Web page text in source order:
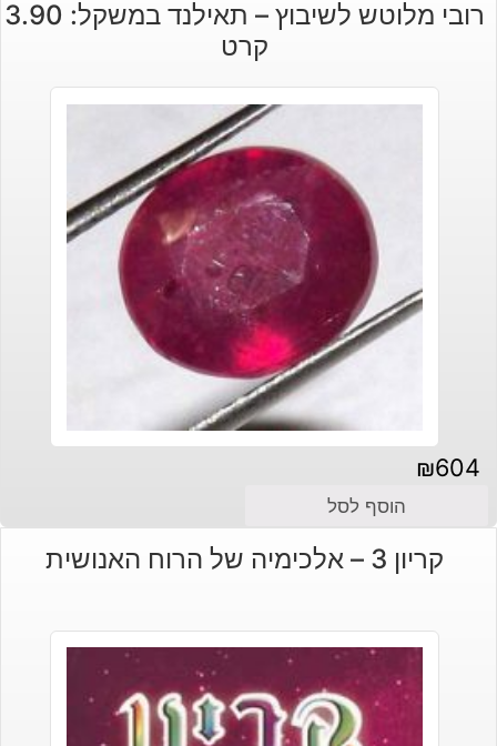
היה:
הוא:
רובי מלוטש לשיבוץ – תאילנד במשקל: 3.90
קרט
₪604
הוסף לסל
קריון 3 – אלכימיה של הרוח האנושית